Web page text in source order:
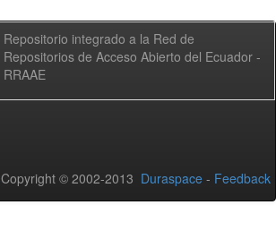
Repositorio integrado a la Red de
Repositorios de Acceso Abierto del Ecuador -
RRAAE
Copyright © 2002-2013 Duraspace - Feedback